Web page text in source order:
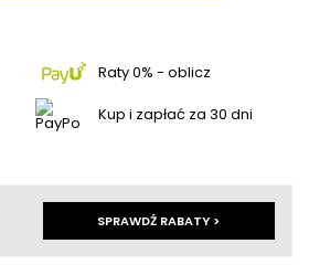
Raty 0% - oblicz
Kup i zapłać za 30 dni
SPRAWDŹ RABATY >